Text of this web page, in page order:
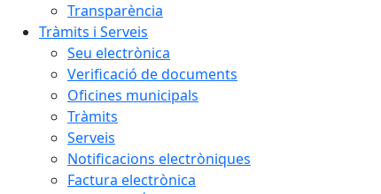
Transparència
Tràmits i Serveis
Seu electrònica
Verificació de documents
Oficines municipals
Tràmits
Serveis
Notificacions electròniques
Factura electrònica